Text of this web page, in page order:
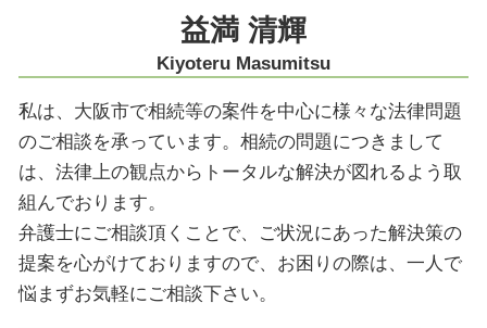
不動産トラブル 大阪市 弁護士
不動産トラブル 奈良市 弁護士
益満 清輝
Kiyoteru Masumitsu
私は、大阪市で相続等の案件を中心に様々な法律問題
のご相談を承っています。相続の問題につきまして
は、法律上の観点からトータルな解決が図れるよう取
組んでおります。
弁護士にご相談頂くことで、ご状況にあった解決策の
提案を心がけておりますので、お困りの際は、一人で
悩まずお気軽にご相談下さい。